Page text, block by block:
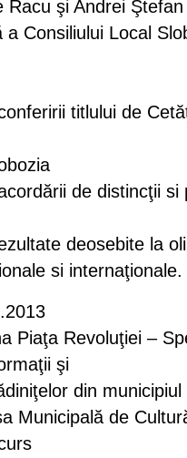
Racu şi Andrei
a Consiliului Local
titlului de
de distincţii si
deosebite la
si internaţionale.
Piaţa Revoluţiei –
şi
din municipiul
Municipală de